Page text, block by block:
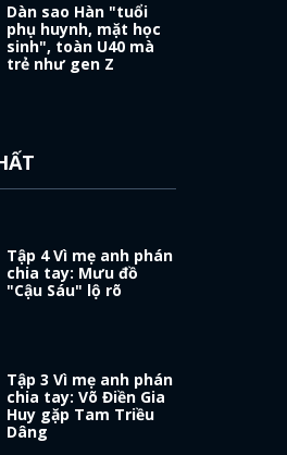
Dàn sao Hàn "tuổi
phụ huynh, mặt học
sinh", toàn U40 mà
trẻ như gen Z
Tập 4 Vì mẹ anh phán
chia tay: Mưu đồ
"Cậu Sáu" lộ rõ
Tập 3 Vì mẹ anh phán
chia tay: Võ Điền Gia
Huy gặp Tam Triều
Dâng